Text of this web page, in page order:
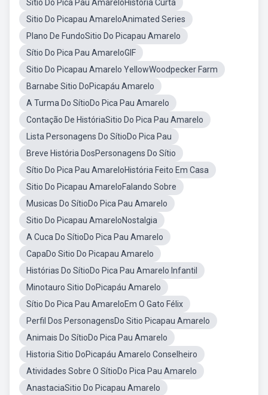
Sítio Do Pica Pau AmareloHistória Curta
Sitio Do Picapau AmareloAnimated Series
Plano De FundoSitio Do Picapau Amarelo
Sítio Do Pica Pau AmareloGIF
Sitio Do Picapau Amarelo YellowWoodpecker Farm
Barnabe Sitio DoPicapáu Amarelo
A Turma Do SítioDo Pica Pau Amarelo
Contação De HistóriaSitio Do Pica Pau Amarelo
Lista Personagens Do SítioDo Pica Pau
Breve História DosPersonagens Do Sítio
Sítio Do Pica Pau AmareloHistória Feito Em Casa
Sitio Do Picapau AmareloFalando Sobre
Musicas Do SítioDo Pica Pau Amarelo
Sitio Do Picapau AmareloNostalgia
A Cuca Do SítioDo Pica Pau Amarelo
CapaDo Sitio Do Picapau Amarelo
Histórias Do SítioDo Pica Pau Amarelo Infantil
Minotauro Sitio DoPicapáu Amarelo
Sítio Do Pica Pau AmareloEm O Gato Félix
Perfil Dos PersonagensDo Sitio Picapau Amarelo
Animais Do SítioDo Pica Pau Amarelo
Historia Sitio DoPicapáu Amarelo Conselheiro
Atividades Sobre O SítioDo Pica Pau Amarelo
AnastaciaSitio Do Picapau Amarelo